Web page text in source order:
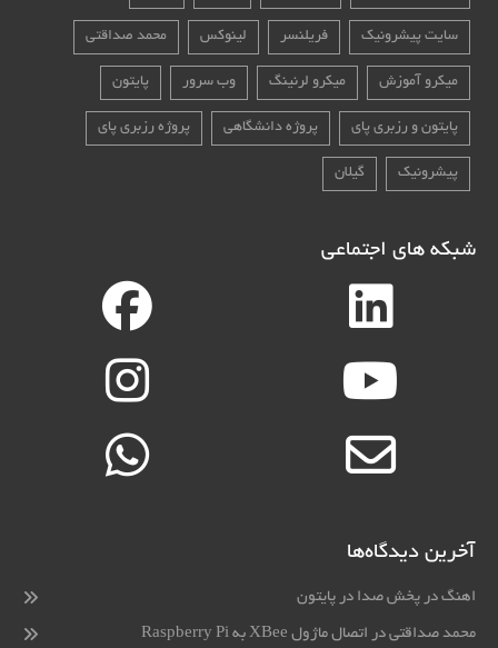
سایت پیشرونیک فریلنسر لینوکس محمد صداقتی
میکرو آموزش میکرو لرنینگ وب سرور پایتون
پایتون و رزبری پای پروژه دانشگاهی پروژه رزبری پای
پیشرونیک گیلان
شبکه های اجتماعی
آخرین دیدگاه‌ها
اهنگ در پخش صدا در پایتون
محمد صداقتی در اتصال ماژول XBee به Raspberry Pi